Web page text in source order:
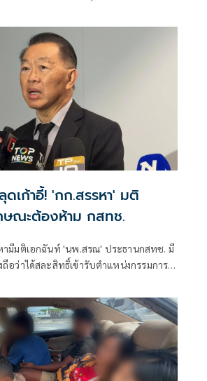
นตรายเศรษฐกิจ
เก้าอี้! 'กก.สรรหา' มติ
ณะต้องห้าม กสทช.
ามีมติเอกฉันท์ 'นพ.สรณ' ประธานกสทช. มี
อว่าได้สละสิทธิ์เข้ารับตำแหน่งกรรมการ